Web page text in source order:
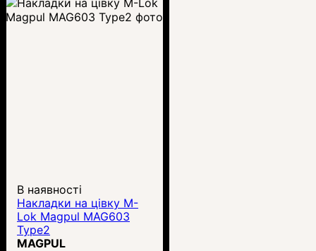
В наявності
Накладки на цівку M-
Lok Magpul MAG603
Type2
MAGPUL